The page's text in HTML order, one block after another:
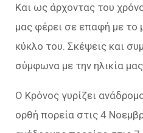
Και ως άρχοντας του
μας φέρει σε επαφή με το
κύκλο του. Σκέψεις και
σύμφωνα με την ηλικία
Ο Κρόνος γυρίζει
ορθή πορεία στις 4